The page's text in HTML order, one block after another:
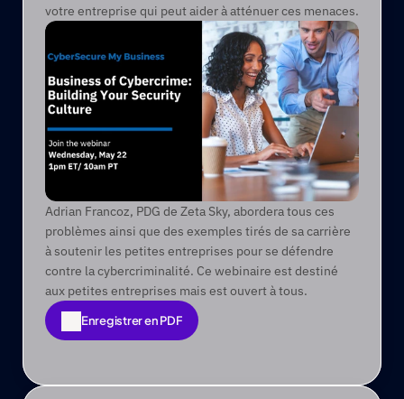
votre entreprise qui peut aider à atténuer ces menaces.
Adrian Francoz, PDG de Zeta Sky, abordera tous ces
problèmes ainsi que des exemples tirés de sa carrière
à soutenir les petites entreprises pour se défendre
contre la cybercriminalité. Ce webinaire est destiné
aux petites entreprises mais est ouvert à tous.
Enregistrer en PDF
Enregistrer en PDF